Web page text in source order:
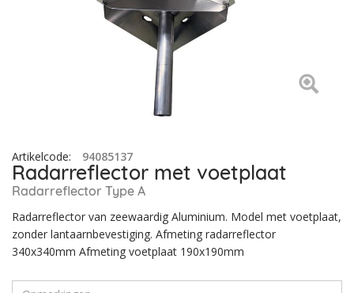
Artikelcode: 94085137
Radarreflector met voetplaat
Radarreflector Type A
Radarreflector van zeewaardig Aluminium. Model met voetplaat,
zonder lantaarnbevestiging. Afmeting radarreflector
340x340mm Afmeting voetplaat 190x190mm